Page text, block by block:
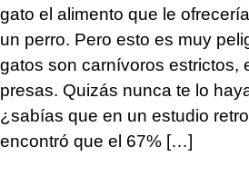
gato el alimento que le
un perro. Pero esto es muy
gatos son carnívoros estrictos,
presas. Quizás nunca te lo
¿sabías que en un estudio
encontró que el 67% […]